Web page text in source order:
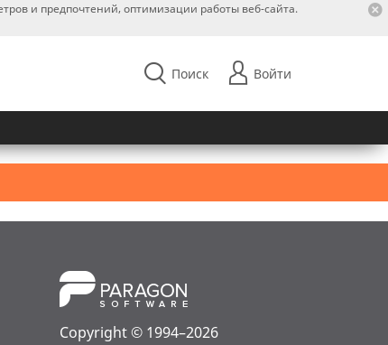
и предпочтений, оптимизации работы веб-сайта.
Поиск Войти
Copyright © 1994–2026